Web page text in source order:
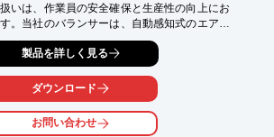
いは、作業員の安全確保と生産性の向上にお
。当社のバランサーは、自動感知式のエアー
化に柔軟に対応し、多様な形状のワークをス
す。これにより、作業者の負担を軽減し、選
献します。
別作業
分け作業
製品を詳しく見る
ダウンロード
お問い合わせ